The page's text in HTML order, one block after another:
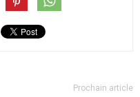
Prochain article